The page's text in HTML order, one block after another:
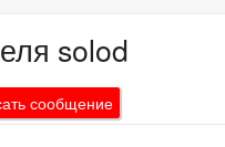
solod
сообщение